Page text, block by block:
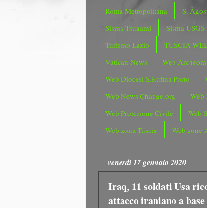
Roma Metropolitana
S.
Sisma Tsunami
Sisma USGS
Turismo Lazio
TUSCIA
Vatican News
Web
Web Diocesi S.Rufina Porto
Web News Change.org
Web
Web Protezione Civile
Web
Web zona Tuscia
Web zone
venerdì 17 gennaio 2020
Iraq, 11 soldati Usa
attacco iraniano a